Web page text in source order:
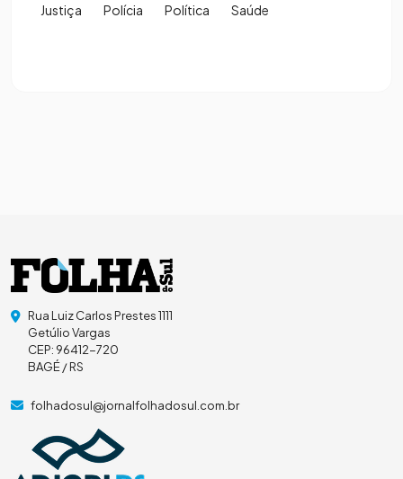
Justiça Polícia Política Saúde
Rua Luiz Carlos Prestes 1111
Getúlio Vargas
CEP: 96412-720
BAGÉ / RS
folhadosul@jornalfolhadosul.com.br